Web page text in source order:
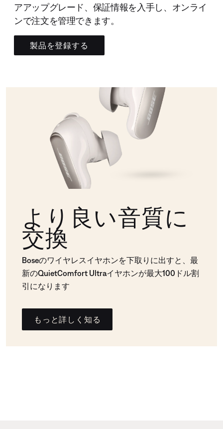
アアップグレード、保証情報を入手し、オンライ
ンで注文を管理できます。
製品を登録する
より良い音質に
交換
Boseのワイヤレスイヤホンを下取りに出すと、最
新のQuietComfort Ultraイヤホンが最大100ドル割
引になります
もっと詳しく知る